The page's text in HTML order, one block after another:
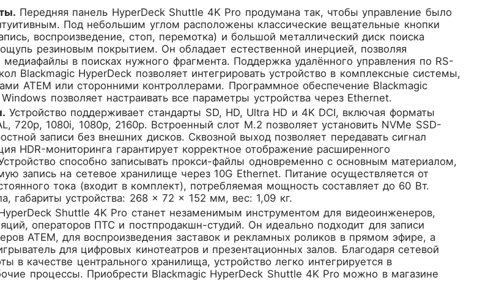
Передняя панель HyperDeck Shuttle 4K Pro продумана так, чтобы управление было
Под небольшим углом расположены классические вещательные кнопки
воспроизведение, стоп, перемотка) и большой металлический диск поиска
резиновым покрытием. Он обладает естественной инерцией, позволяя
в поисках нужного фрагмента. Поддержка удалённого управления по RS-
Blackmagic HyperDeck позволяет интегрировать устройство в комплексные системы,
ATEM или сторонними контроллерами. Программное обеспечение Blackmagic
позволяет настраивать все параметры устройства через Ethernet.
Устройство поддерживает стандарты SD, HD, Ultra HD и 4K DCI, включая форматы
720p, 1080i, 1080p, 2160p. Встроенный слот M.2 позволяет установить NVMe SSD-
записи без внешних дисков. Сквозной выход позволяет передавать сигнал
HDR-мониторинга гарантирует корректное отображение расширенного
способно записывать прокси-файлы одновременно с основным материалом,
запись на сетевое хранилище через 10G Ethernet. Питание осуществляется от
тока (входит в комплект), потребляемая мощность составляет до 60 Вт.
габариты устройства: 268 × 72 × 152 мм, вес: 1,09 кг.
Shuttle 4K Pro станет незаменимым инструментом для видеоинженеров,
операторов ПТС и постпродакшн-студий. Он идеально подходит для записи
ATEM, для воспроизведения заставок и рекламных роликов в прямом эфире, а
для цифровых кинотеатров и презентационных залов. Благодаря сетевой
в качестве центрального хранилища, устройство легко интегрируется в
процессы. Приобрести Blackmagic HyperDeck Shuttle 4K Pro можно в магазине